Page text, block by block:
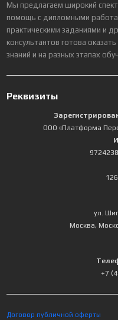
Мы предлагаем широкий
помощь с дипломными
практическими заданиями и
консультантов готова
знаний и на разных этапах
Реквизиты
ООО «Платформа
ул.
Москва,
+7
Договор публичной оферты